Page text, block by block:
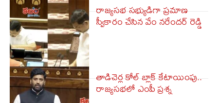
రాజ్యసభ సభ్యుడిగా ప్రమాణ
స్వీకారం చేసిన వేం నరేందర్ రెడ్డి
తాడిచెర్ల కోల్ బ్లాక్ కేటాయింపు..
రాజ్యసభలో ఎంపీ ప్రశ్న